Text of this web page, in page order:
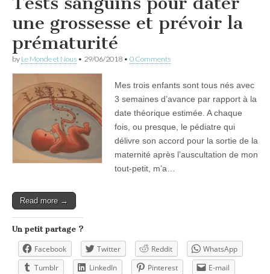
une grossesse et prévoir la
prématurité
by Le Monde et Nous • 29/06/2018 • 0 Comments
Mes trois enfants sont tous nés avec
3 semaines d’avance par rapport à la
date théorique estimée. A chaque
fois, ou presque, le pédiatre qui
délivre son accord pour la sortie de la
maternité après l’auscultation de mon
tout-petit, m’a…
Read more →
Un petit partage ?
Facebook Twitter Reddit
WhatsApp
Tumblr
LinkedIn Pinterest
E-mail